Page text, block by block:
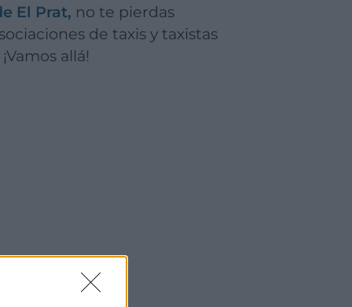
El Prat, no te pierdas
de taxis y taxistas
allá!